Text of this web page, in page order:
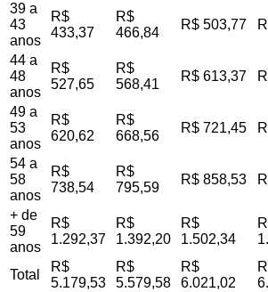
39 a
43
anos
R$
433,37
R$
466,84
R$ 503,77
44 a
48
anos
R$
527,65
R$
568,41
R$ 613,37
49 a
53
anos
R$
620,62
R$
668,56
R$ 721,45
54 a
58
anos
R$
738,54
R$
795,59
R$ 858,53
+ de
59
anos
R$
1.292,37
R$
1.392,20
R$
1.502,34
Total
R$
5.179,53
R$
5.579,58
R$
6.021,02